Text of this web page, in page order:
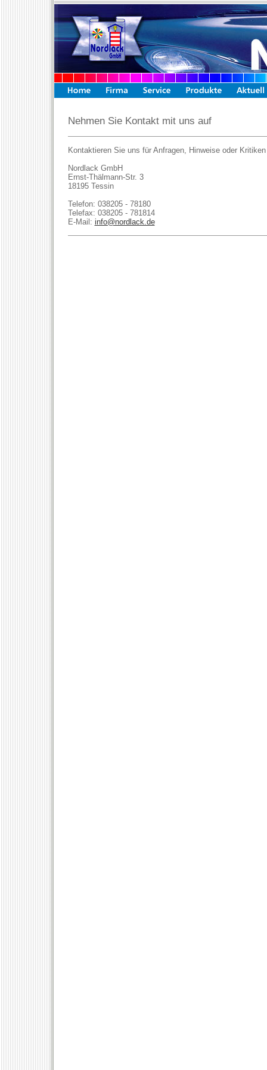
Nehmen Sie Kontakt mit uns auf
Kontaktieren Sie uns für Anfragen, Hinweise oder
Nordlack GmbH
Ernst-Thälmann-Str. 3
18195 Tessin
Telefon: 038205 - 78180
Telefax: 038205 - 781814
E-Mail: info@nordlack.de